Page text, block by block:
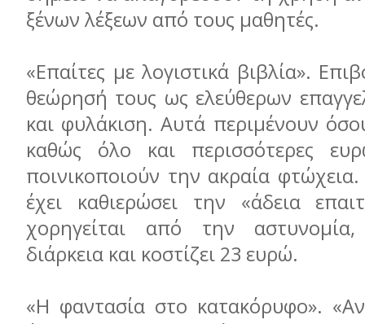
ξένων λέξεων από τους μαθητές.
«Επαίτες με λογιστικά βιβλία».
θεώρησή τους ως ελεύθερων
και φυλάκιση. Αυτά περιμένουν
καθώς όλο και περισσότερες
ποινικοποιούν την ακραία
έχει καθιερώσει την «άδεια
χορηγείται από την
διάρκεια και κοστίζει 23 ευρώ.
«Η φαντασία στο κατακόρυφο».